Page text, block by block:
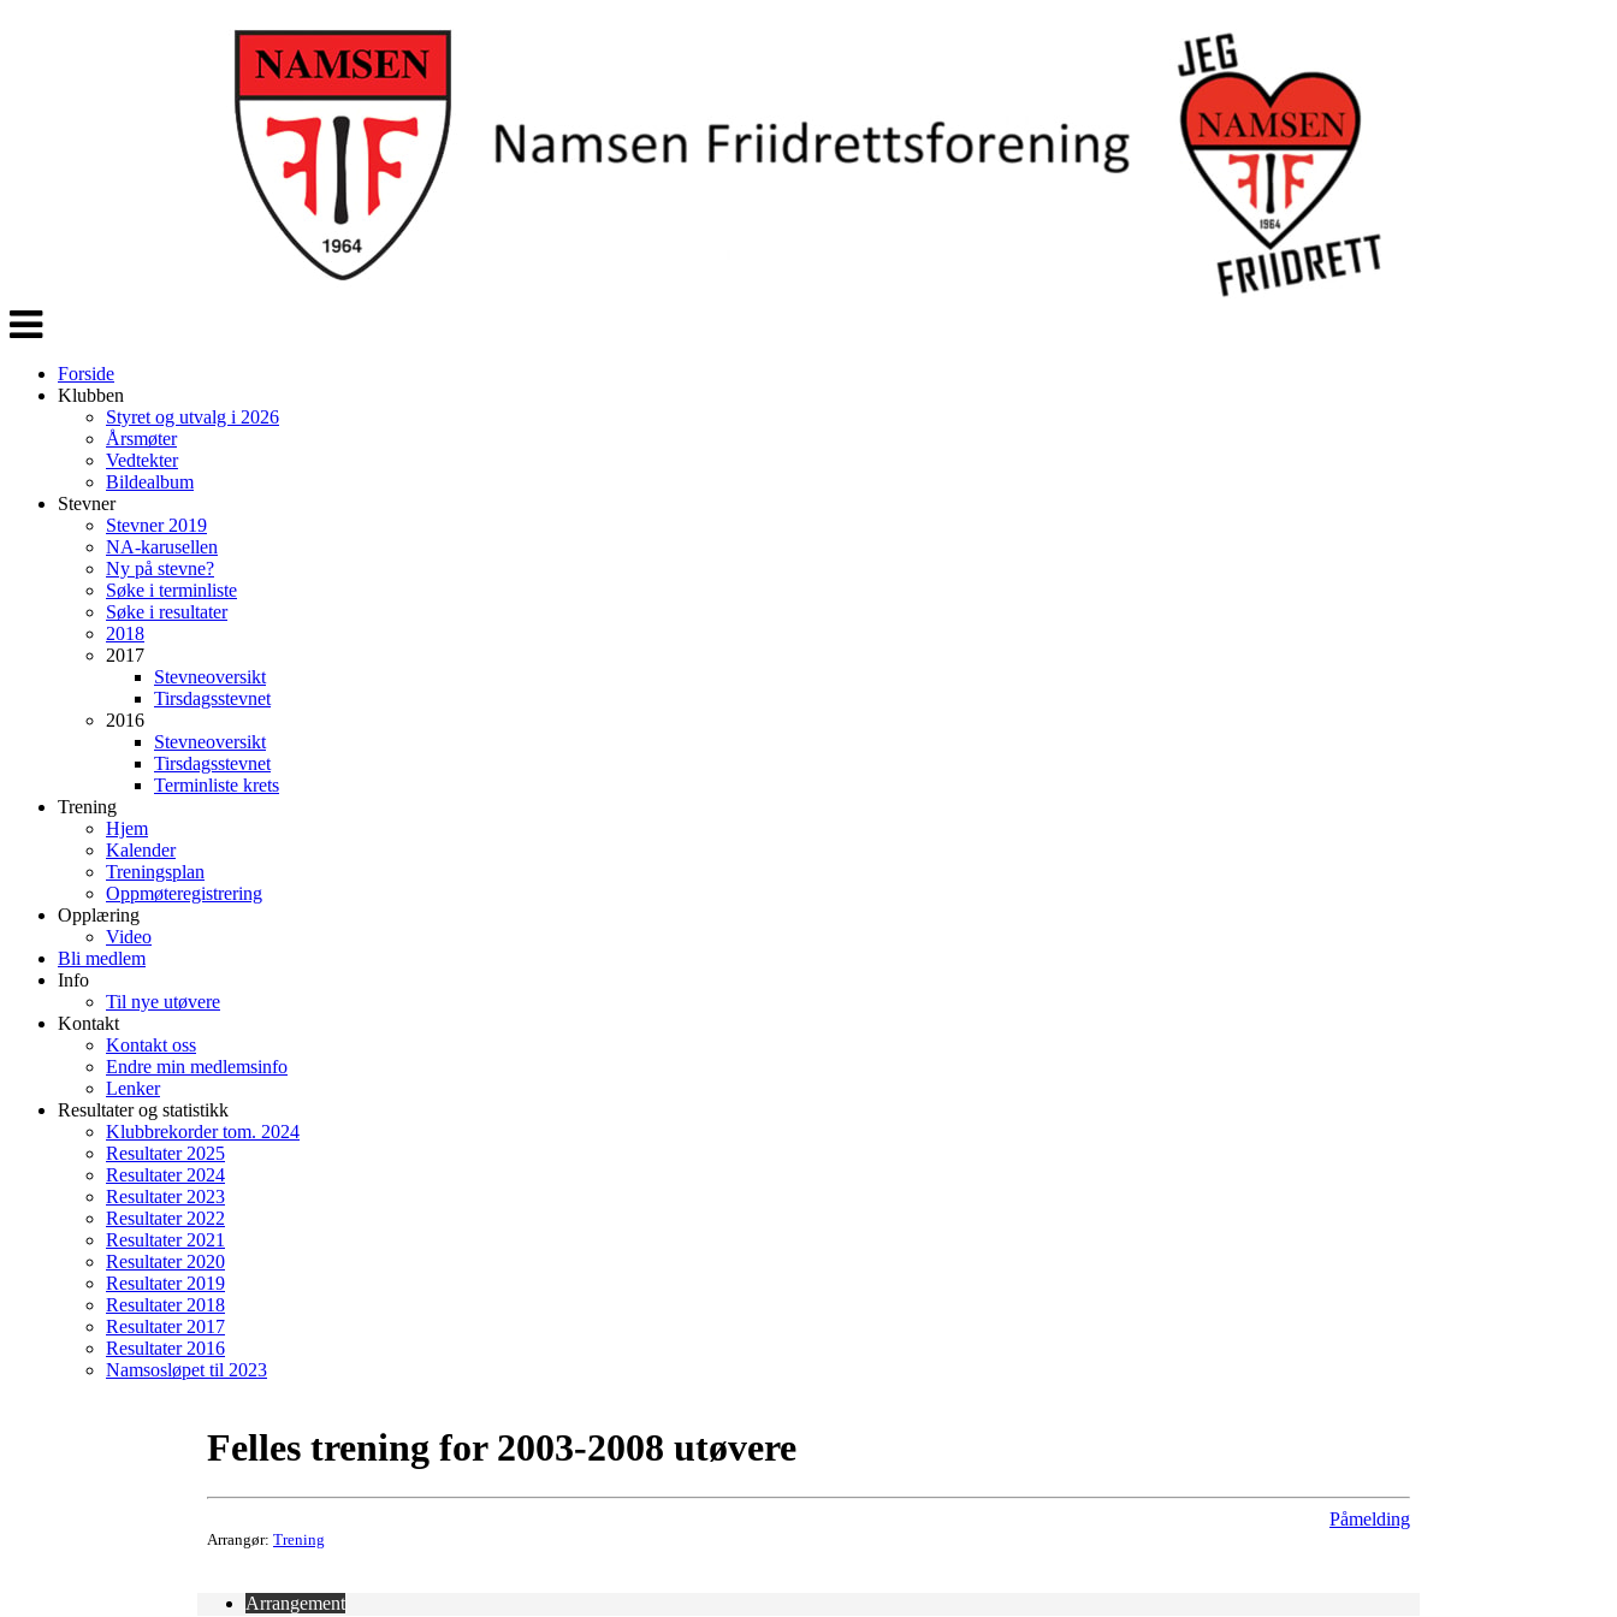
Veksle
navigasjon
Forside
Klubben
Styret og utvalg i 2026
Årsmøter
Vedtekter
Bildealbum
Stevner
Stevner 2019
NA-karusellen
Ny på stevne?
Søke i terminliste
Søke i resultater
2018
2017
Stevneoversikt
Tirsdagsstevnet
2016
Stevneoversikt
Tirsdagsstevnet
Terminliste krets
Trening
Hjem
Kalender
Treningsplan
Oppmøteregistrering
Opplæring
Video
Bli medlem
Info
Til nye utøvere
Kontakt
Kontakt oss
Endre min medlemsinfo
Lenker
Resultater og statistikk
Klubbrekorder tom. 2024
Resultater 2025
Resultater 2024
Resultater 2023
Resultater 2022
Resultater 2021
Resultater 2020
Resultater 2019
Resultater 2018
Resultater 2017
Resultater 2016
Namsosløpet til 2023
Felles trening for 2003-2008 utøvere
Arrangør: Trening
Påmelding
Arrangement